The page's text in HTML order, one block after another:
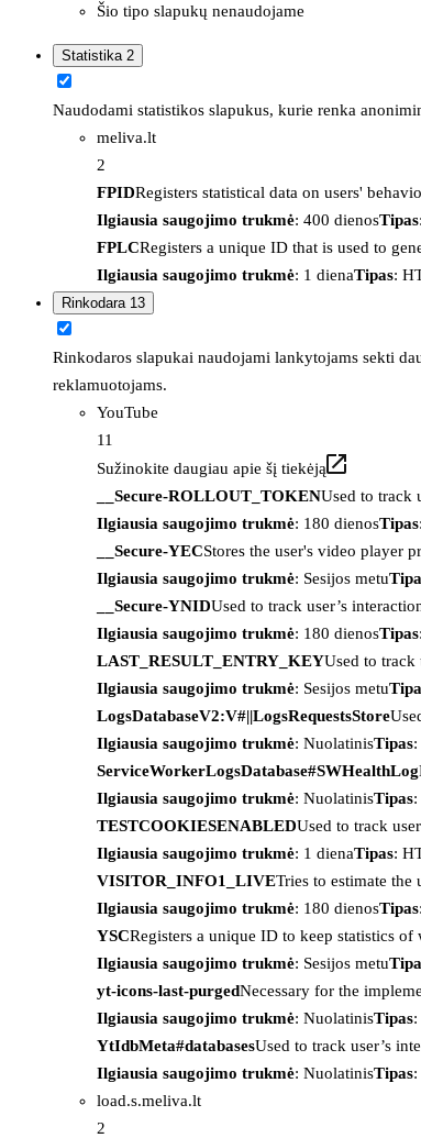
Šio tipo slapukų nenaudojame
Statistika 2
Naudodami statistikos slapukus, kurie renka
meliva.lt
2
FPIDRegisters statistical data on users'
Ilgiausia saugojimo trukmė: 400 dienosTipas
FPLCRegisters a unique ID that is used to
Ilgiausia saugojimo trukmė: 1 dienaTipas:
Rinkodara 13
Rinkodaros slapukai naudojami lankytojams sekti
reklamuotojams.
YouTube
11
Sužinokite daugiau apie šį tiekėją
__Secure-ROLLOUT_TOKENUsed to track
Ilgiausia saugojimo trukmė: 180 dienosTipas
__Secure-YECStores the user's video player
Ilgiausia saugojimo trukmė: Sesijos metu
__Secure-YNIDUsed to track user’s
Ilgiausia saugojimo trukmė: 180 dienosTipas
LAST_RESULT_ENTRY_KEYUsed to track
Ilgiausia saugojimo trukmė: Sesijos metu
LogsDatabaseV2:V#||LogsRequestsStore
Ilgiausia saugojimo trukmė: NuolatinisTipas
ServiceWorkerLogsDatabase#SWHealthLog
Ilgiausia saugojimo trukmė: NuolatinisTipas
TESTCOOKIESENABLEDUsed to track
Ilgiausia saugojimo trukmė: 1 dienaTipas:
VISITOR_INFO1_LIVETries to estimate the
Ilgiausia saugojimo trukmė: 180 dienosTipas
YSCRegisters a unique ID to keep statistics of
Ilgiausia saugojimo trukmė: Sesijos metu
yt-icons-last-purgedNecessary for the
Ilgiausia saugojimo trukmė: NuolatinisTipas
YtIdbMeta#databasesUsed to track user’s
Ilgiausia saugojimo trukmė: NuolatinisTipas
load.s.meliva.lt
2